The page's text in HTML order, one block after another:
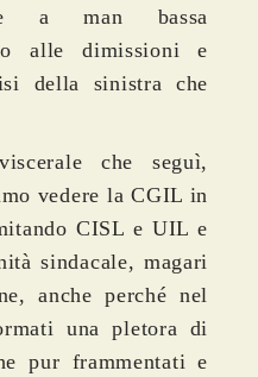
a man bassa
alle dimissioni e
della sinistra che
che seguì,
vedere la CGIL in
CISL e UIL e
sindacale, magari
anche perché nel
una pletora di
pur frammentati e